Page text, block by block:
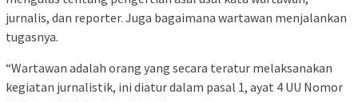
jurnalis, dan reporter. Juga bagaimana wartawan menjalankan
tugasnya.
“Wartawan adalah orang yang secara teratur melaksanakan
kegiatan jurnalistik, ini diatur dalam pasal 1, ayat 4 UU Nomor